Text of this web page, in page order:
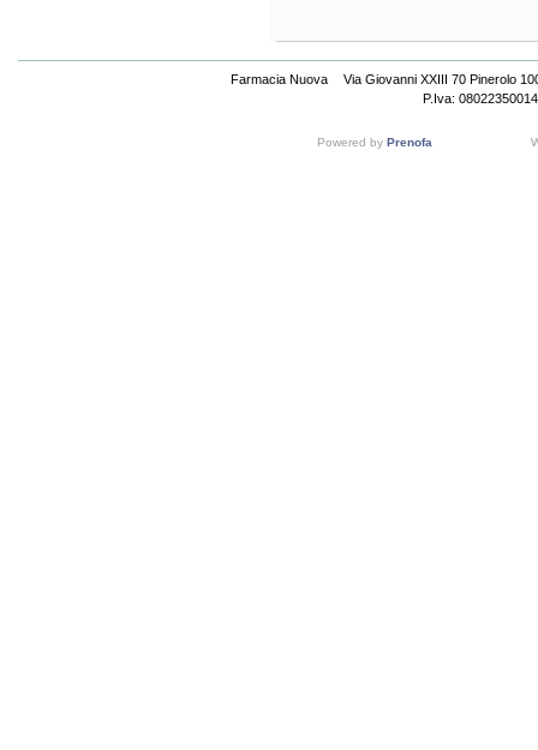
Farmacia Nuova
Via Giovanni XXIII 70 Pinerolo
P.Iva: 08022350014
Powered by Prenofa